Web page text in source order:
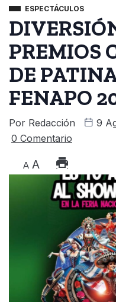
ESPECTÁCULOS
PREMIOS
DE
FENAPO
Por Redacción 9
0 Comentario
A A